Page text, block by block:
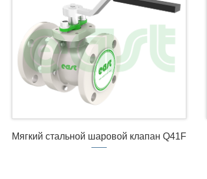
Мягкий стальной шаровой клапан Q41F